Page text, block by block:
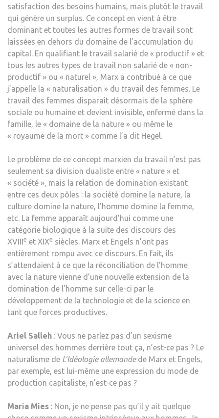
satisfaction des besoins humains, mais plutôt le travail
qui génère un surplus. Ce concept en vient à être
dominant et toutes les autres formes de travail sont
laissées en dehors du domaine de l’accumulation du
capital. En qualifiant le travail salarié de « productif » et
tous les autres types de travail non salarié de « non-
productif » ou « naturel », Marx a contribué à ce que
j’appelle la « naturalisation » du travail des femmes. Le
travail des femmes disparaît désormais de la sphère
sociale ou humaine et devient invisible, enfermé dans la
famille, le « domaine de la nature » ou même le
« royaume de la mort » comme l’a dit Hegel.
Le problème de ce concept marxien du travail n’est pas
seulement sa division dualiste entre « nature » et
« société », mais la relation de domination existant
entre ces deux pôles : la société domine la nature, la
culture domine la nature, l’homme domine la femme,
etc. La femme apparaît aujourd’hui comme une
catégorie biologique à la suite des discours des
XVIIIe et XIXe siècles. Marx et Engels n’ont pas
entièrement rompu avec ce discours. En fait, ils
s’attendaient à ce que la réconciliation de l’homme
avec la nature vienne d’une nouvelle extension de la
domination de l’homme sur celle-ci par le
développement de la technologie et de la science en
tant que forces productives.
Ariel Salleh : Vous ne parlez pas d’un sexisme
universel des hommes derrière tout ça, n’est-ce pas ? Le
naturalisme de L’Idéologie allemandede Marx et Engels,
par exemple, est lui-même une expression du mode de
production capitaliste, n’est-ce pas ?
Maria Mies : Non, je ne pense pas qu’il y ait quelque